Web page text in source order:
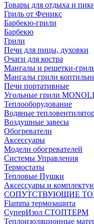
Товары для отдыха и
Гриль от Феникс
Барбекю-грили
Барбекю
Грили
Печи для пицы, духовки
Очаги для костра
Мангалы и решетки-
Мангалы грили
Печи портативные
Угольные грили
Теплооборудование
Водяные
Воздушные завесы
Обогреватели
Аксессуары
Модели обогревателей
Системы Управления
Термостаты
Тепловые Пушки
Аксессуары и
СОПУТСТВУЮЩИЕ
Flamma термозащита
СуперИзол СТОПТЕРМ
Теплоизоляционные